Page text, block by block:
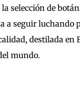
selección de
a seguir luchando
destilada en
mundo.